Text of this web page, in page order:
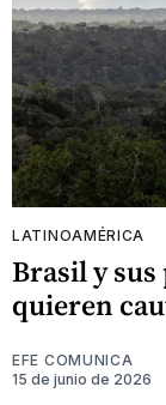
LATINOAMÉRICA
Brasil y
quieren
EFE COMUNICA
15 de junio de 2026